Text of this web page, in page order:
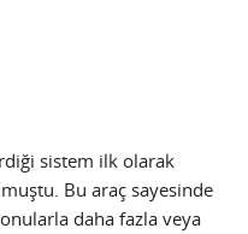
sistem ilk olarak
Bu araç sayesinde
daha fazla veya